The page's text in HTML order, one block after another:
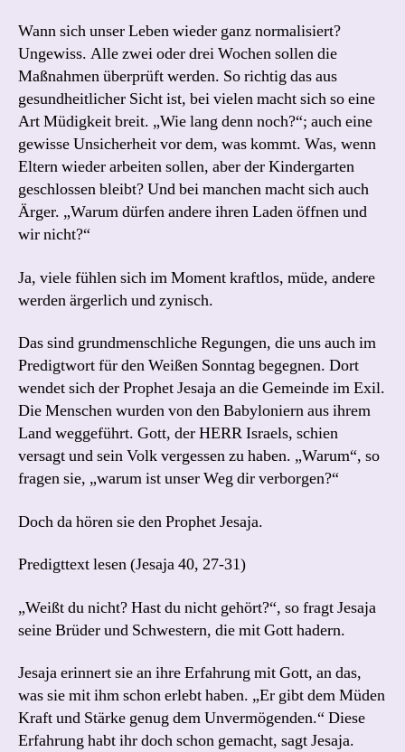
Wann sich unser Leben wieder ganz normalisiert?
Ungewiss. Alle zwei oder drei Wochen sollen die
Maßnahmen überprüft werden. So richtig das aus
gesundheitlicher Sicht ist, bei vielen macht sich so eine
Art Müdigkeit breit. „Wie lang denn noch?“; auch eine
gewisse Unsicherheit vor dem, was kommt. Was, wenn
Eltern wieder arbeiten sollen, aber der Kindergarten
geschlossen bleibt? Und bei manchen macht sich auch
Ärger. „Warum dürfen andere ihren Laden öffnen und
wir nicht?“
Ja, viele fühlen sich im Moment kraftlos, müde, andere
werden ärgerlich und zynisch.
Das sind grundmenschliche Regungen, die uns auch im
Predigtwort für den Weißen Sonntag begegnen. Dort
wendet sich der Prophet Jesaja an die Gemeinde im Exil.
Die Menschen wurden von den Babyloniern aus ihrem
Land weggeführt. Gott, der HERR Israels, schien
versagt und sein Volk vergessen zu haben. „Warum“, so
fragen sie, „warum ist unser Weg dir verborgen?“
Doch da hören sie den Prophet Jesaja.
Predigttext lesen (Jesaja 40, 27-31)
„Weißt du nicht? Hast du nicht gehört?“, so fragt Jesaja
seine Brüder und Schwestern, die mit Gott hadern.
Jesaja erinnert sie an ihre Erfahrung mit Gott, an das,
was sie mit ihm schon erlebt haben. „Er gibt dem Müden
Kraft und Stärke genug dem Unvermögenden.“ Diese
Erfahrung habt ihr doch schon gemacht, sagt Jesaja.